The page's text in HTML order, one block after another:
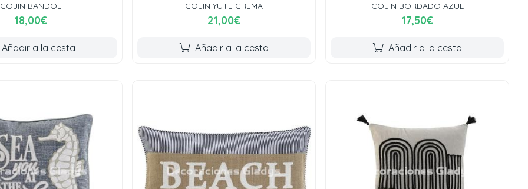
COJIN BANDOL
18,00€
Añadir a la cesta
COJIN YUTE CREMA
21,00€
Añadir a la cesta
COJIN BORDADO AZUL
17,50€
Añadir a la cesta